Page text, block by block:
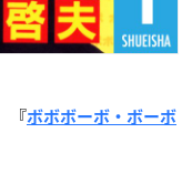
『ボボボーボ・ボーボ